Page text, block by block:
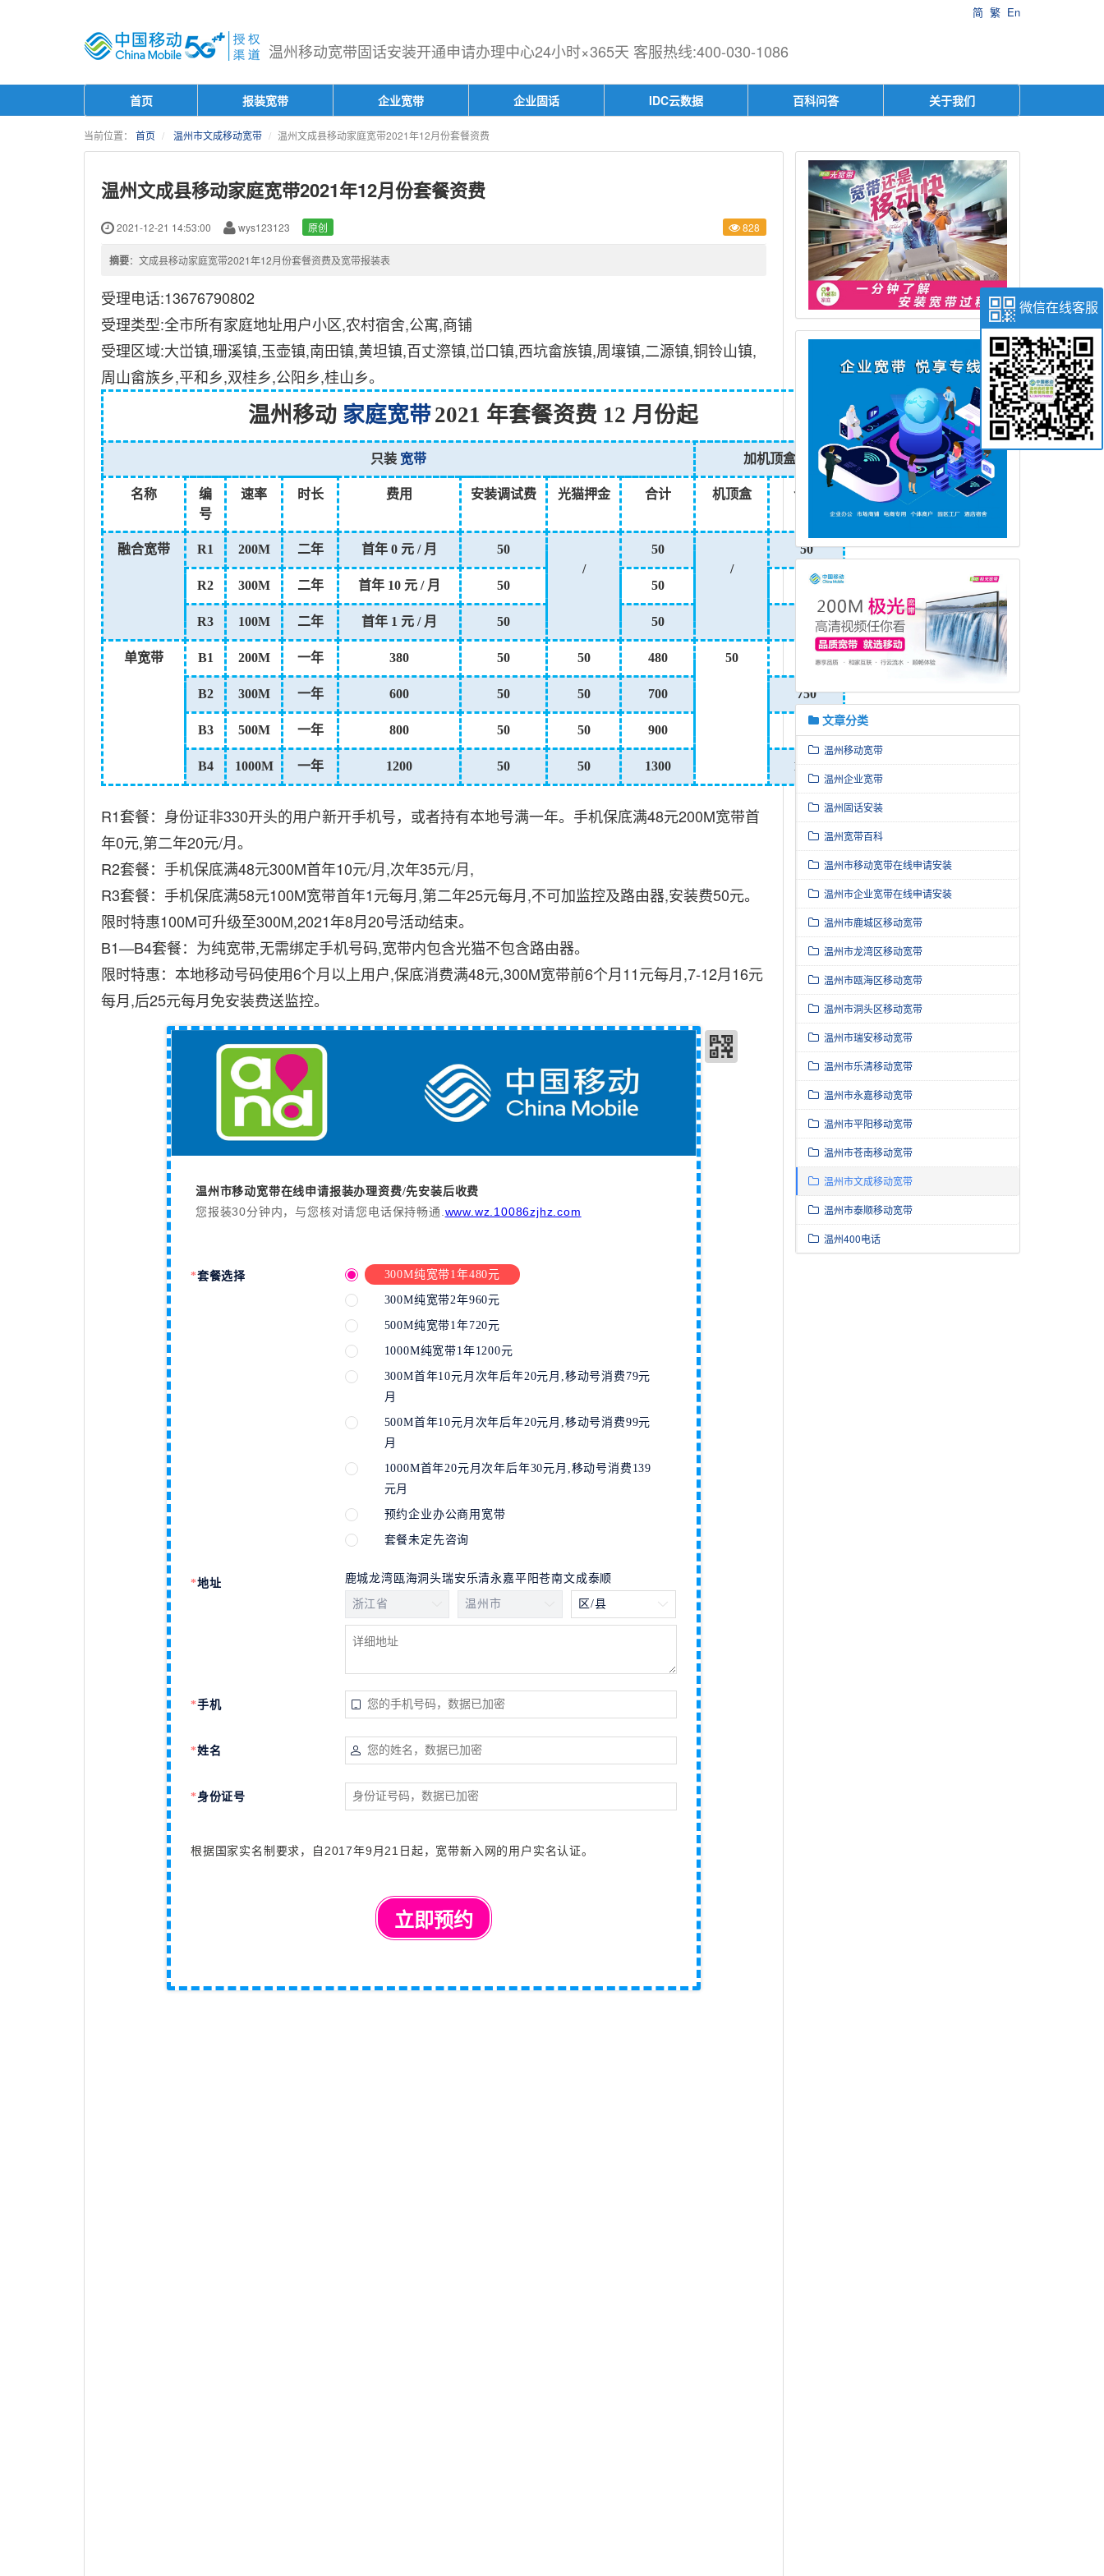
微信在线客服
简 繁 En
温州移动宽带固话安装开通申请办理中心24小时×365天 客服热线:400-030-1086
首页 报装宽带 企业宽带 企业固话 IDC云数据 百科问答 关于我们
当前位置： 首页 温州市文成移动宽带 温州文成县移动家庭宽带2021年12月份套餐资费
温州文成县移动家庭宽带2021年12月份套餐资费
2021-12-21 14:53:00 wys123123 原创 828
摘要：文成县移动家庭宽带2021年12月份套餐资费及宽带报装表
受理电话:13676790802
受理类型:全市所有家庭地址用户小区,农村宿舍,公寓,商铺
受理区域:大峃镇,珊溪镇,玉壶镇,南田镇,黄坦镇,百丈漈镇,峃口镇,西坑畲族镇,周壤镇,二源镇,铜铃山镇,
周山畲族乡,平和乡,双桂乡,公阳乡,桂山乡。
温州移动 家庭宽带2021 年套餐资费 12 月份起
只装 宽带 加机顶盒
名称
编
号
速率 时长 费用 安装调试费 光猫押金 合计 机顶盒 合计
融合宽带 R1 200M 二年 首年 0 元 / 月
50
/
50
/
50
R2 300M 二年 首年 10 元 / 月 50 50 50
R3 100M 二年 首年 1 元 / 月 50 50
单宽带 B1 200M 一年 380 50 50 480 50 530
B2 300M 一年 600 50 50 700 750
B3 500M 一年 800 50 50 900
B4 1000M 一年 1200 50 50 1300 1350
R1套餐：身份证非330开头的用户新开手机号，或者持有本地号满一年。手机保底满48元200M宽带首
年0元,第二年20元/月。
R2套餐：手机保底满48元300M首年10元/月,次年35元/月,
R3套餐：手机保底满58元100M宽带首年1元每月,第二年25元每月,不可加监控及路由器,安装费50元。
限时特惠100M可升级至300M,2021年8月20号活动结束。
B1—B4套餐：为纯宽带,无需绑定手机号码,宽带内包含光猫不包含路由器。
限时特惠：本地移动号码使用6个月以上用户,保底消费满48元,300M宽带前6个月11元每月,7-12月16元
每月,后25元每月免安装费送监控。
文章分类
温州移动宽带
温州企业宽带
温州固话安装
温州宽带百科
温州市移动宽带在线申请安装
温州市企业宽带在线申请安装
温州市鹿城区移动宽带
温州市龙湾区移动宽带
温州市瓯海区移动宽带
温州市洞头区移动宽带
温州市瑞安移动宽带
温州市乐清移动宽带
温州市永嘉移动宽带
温州市平阳移动宽带
温州市苍南移动宽带
温州市文成移动宽带
温州市泰顺移动宽带
温州400电话